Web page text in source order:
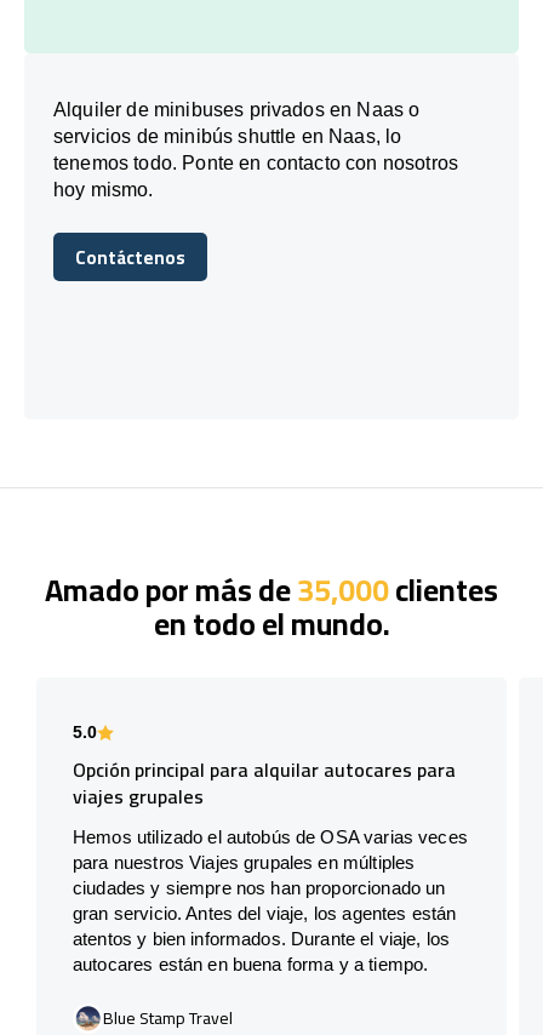
Alquiler de minibuses privados en Naas o
servicios de minibús shuttle en Naas, lo
tenemos todo. Ponte en contacto con nosotros
hoy mismo.
Contáctenos
Contáctenos
Amado por más de35,000clientes
en todo el mundo.
5.0
Opción principal para alquilar autocares para
viajes grupales
Hemos utilizado el autobús de OSA varias veces
para nuestros Viajes grupales en múltiples
ciudades y siempre nos han proporcionado un
gran servicio. Antes del viaje, los agentes están
atentos y bien informados. Durante el viaje, los
autocares están en buena forma y a tiempo.
Blue Stamp Travel